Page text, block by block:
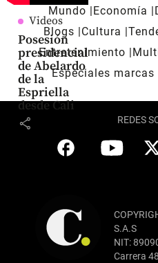
Videos
Posesión
presidencial
de Abelardo
de la
Espriella
desde Cali
share
Mundo Economía
Blogs
Cultura
Entretenimiento
Especiales
REDES
S.A.S
NIT:
Carrera